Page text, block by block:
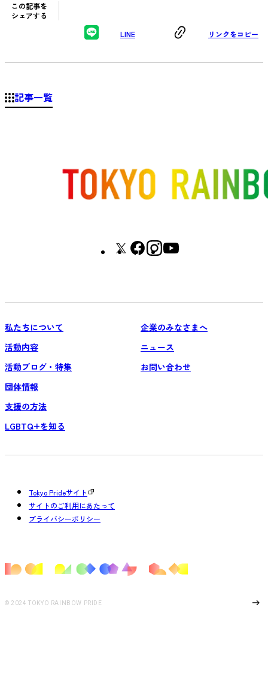
この記事を
シェアする
LINE リンクをコピー
記事一覧
私たちについて
活動内容
活動ブログ・特集
団体情報
支援の方法
LGBTQ+を知る
企業のみなさまへ
ニュース
お問い合わせ
Tokyo Prideサイト
サイトのご利用にあたって
プライバシーポリシー
© 2024 TOKYO RAINBOW PRIDE